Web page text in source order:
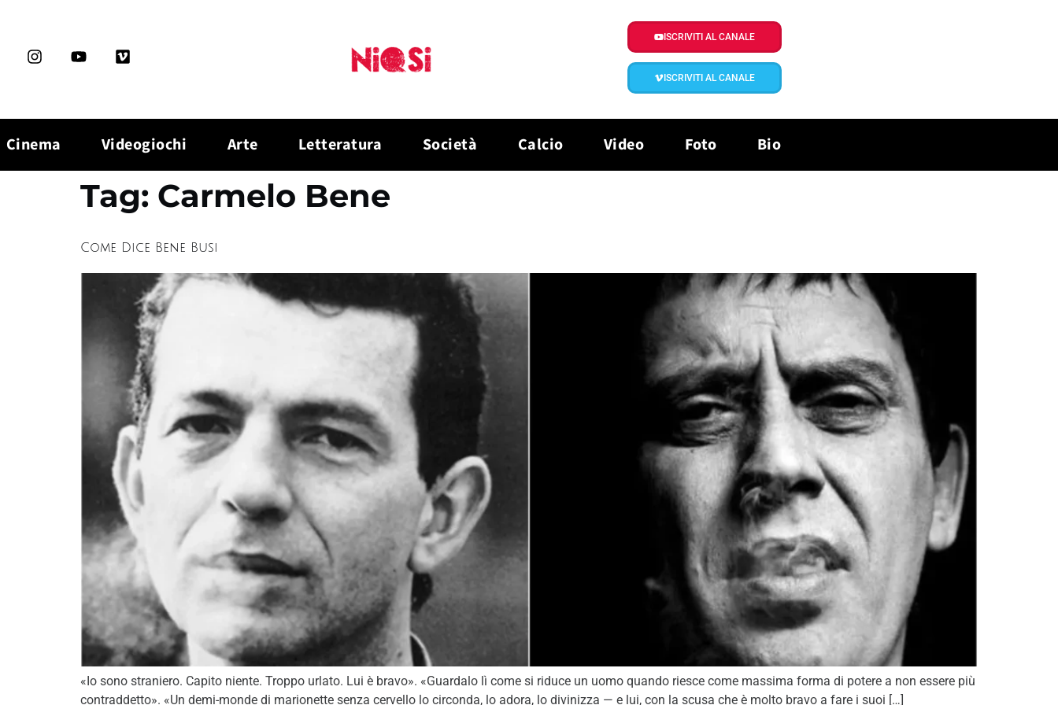
ISCRIVITI AL CANALE
ISCRIVITI AL CANALE
Cinema Videogiochi Arte Letteratura Società Calcio Video Foto Bio
Tag: Carmelo Bene
Come Dice Bene Busi
«Io sono straniero. Capito niente. Troppo urlato. Lui è bravo». «Guardalo lì come si riduce un uomo quando riesce come massima forma di potere a non essere più
contraddetto». «Un demi-monde di marionette senza cervello lo circonda, lo adora, lo divinizza — e lui, con la scusa che è molto bravo a fare i suoi […]